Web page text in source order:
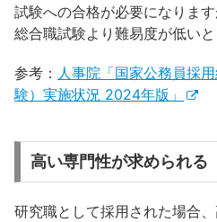
試験への合格が必要になりま
総合職試験より難易度が低いと
参考： 人事院「国家公務員採
験）実施状況 2024年版」
高い専門性が求められる
研究職として採用された場合